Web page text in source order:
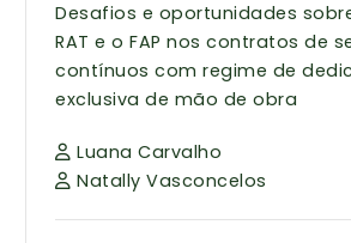
Desafios e oportunidades
RAT e o FAP nos contratos de
contínuos com regime de
exclusiva de mão de obra
Luana Carvalho
Natally Vasconcelos